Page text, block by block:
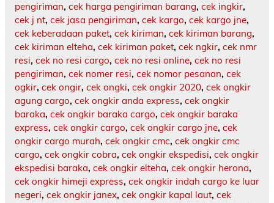
pengiriman, cek harga pengiriman barang, cek ingkir,
cek j nt, cek jasa pengiriman, cek kargo, cek kargo jne,
cek keberadaan paket, cek kiriman, cek kiriman barang,
cek kiriman elteha, cek kiriman paket, cek ngkir, cek nmr
resi, cek no resi cargo, cek no resi online, cek no resi
pengiriman, cek nomer resi, cek nomor pesanan, cek
ogkir, cek ongir, cek ongki, cek ongkir 2020, cek ongkir
agung cargo, cek ongkir anda express, cek ongkir
baraka, cek ongkir baraka cargo, cek ongkir baraka
express, cek ongkir cargo, cek ongkir cargo jne, cek
ongkir cargo murah, cek ongkir cmc, cek ongkir cmc
cargo, cek ongkir cobra, cek ongkir ekspedisi, cek ongkir
ekspedisi baraka, cek ongkir elteha, cek ongkir herona,
cek ongkir himeji express, cek ongkir indah cargo ke luar
negeri, cek ongkir janex, cek ongkir kapal laut, cek